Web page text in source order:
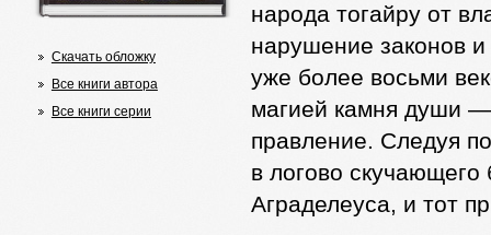
Скачать обложку
Все книги автора
Все книги серии
народа тогайру от
нарушение законов
уже более восьми
магией камня души —
правление. Следуя
в логово
Аграделеуса, и тот